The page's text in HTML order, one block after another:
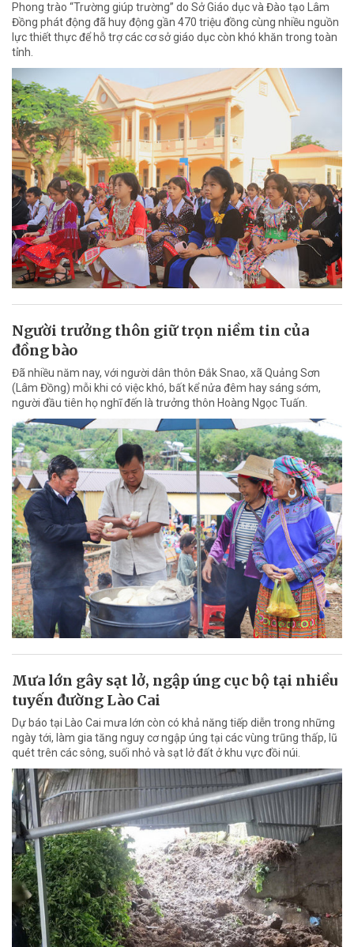
Phong trào “Trường giúp trường” do Sở Giáo dục và Đào tạo Lâm
Đồng phát động đã huy động gần 470 triệu đồng cùng nhiều nguồn
lực thiết thực để hỗ trợ các cơ sở giáo dục còn khó khăn trong toàn
tỉnh.
Người trưởng thôn giữ trọn niềm tin của
đồng bào
Đã nhiều năm nay, với người dân thôn Đắk Snao, xã Quảng Sơn
(Lâm Đồng) mỗi khi có việc khó, bất kể nửa đêm hay sáng sớm,
người đầu tiên họ nghĩ đến là trưởng thôn Hoàng Ngọc Tuấn.
Mưa lớn gây sạt lở, ngập úng cục bộ tại nhiều
tuyến đường Lào Cai
Dự báo tại Lào Cai mưa lớn còn có khả năng tiếp diễn trong những
ngày tới, làm gia tăng nguy cơ ngập úng tại các vùng trũng thấp, lũ
quét trên các sông, suối nhỏ và sạt lở đất ở khu vực đồi núi.